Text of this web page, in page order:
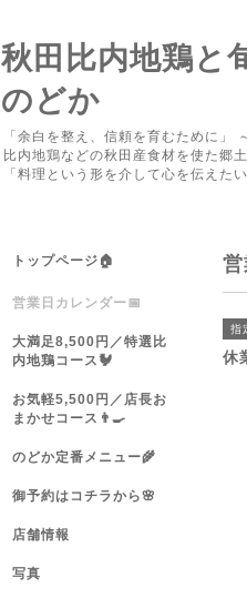
秋田比内地鶏と
のどか
「余白を整え、信頼を育むために」
比内地鶏などの秋田産食材を使た郷
「料理という形を介して心を伝えた
指
休
トップページ🏠
営業日カレンダー📅
大満足8,500円／特選比
内地鶏コース🐓
お気軽5,500円／店長お
まかせコース👨‍🍳
のどか定番メニュー🌾
御予約はコチラから🌸
店舗情報
写真